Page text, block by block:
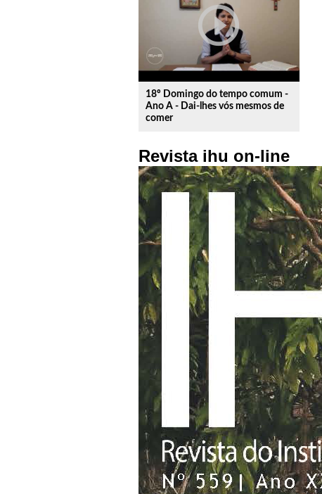
play_circle_outline
18º Domingo do tempo comum -
Ano A - Dai-lhes vós mesmos de
comer
Revista ihu on-line